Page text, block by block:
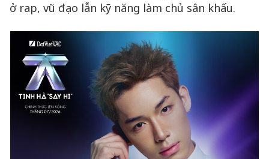
ở rap, vũ đạo lẫn kỹ năng làm chủ sân khấu.